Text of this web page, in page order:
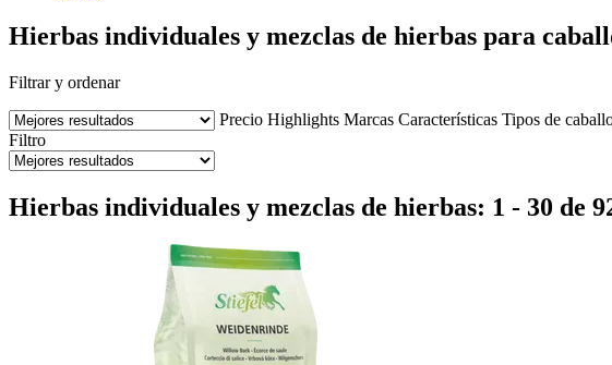
Hierbas individuales y mezclas de hierbas para
Filtrar y ordenar
Precio Highlights Marcas Características Tipos de
Filtro
Hierbas individuales y mezclas de hierbas: 1 - 30 de